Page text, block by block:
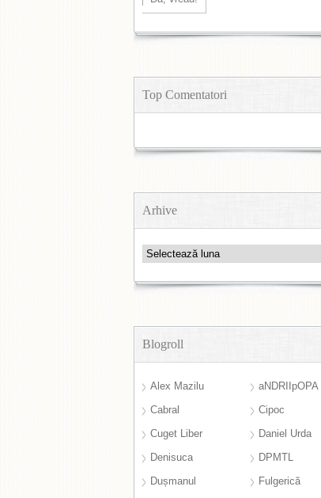
Top Comentatori
Arhive
Arhive
Blogroll
Alex Mazilu
aNDRIIpOPA
Cabral
Cipoc
Cuget Liber
Daniel Urda
Denisuca
DPMTL
Dușmanul
Fulgerică